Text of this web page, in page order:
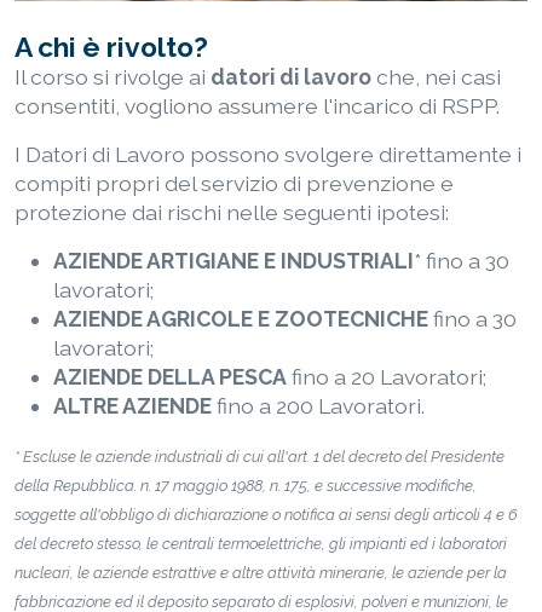
A chi è rivolto?
Il corso si rivolge ai datori di lavoroche, nei casi
consentiti, vogliono assumere l'incarico di RSPP.
I Datori di Lavoro possono svolgere direttamente i
compiti propri del servizio di prevenzione e
protezione dai rischi nelle seguenti ipotesi:
AZIENDE ARTIGIANE E INDUSTRIALI* fino a 30
lavoratori;
AZIENDE AGRICOLE E ZOOTECNICHEfino a 30
lavoratori;
AZIENDE DELLA PESCAfino a 20 Lavoratori;
ALTRE AZIENDEfino a 200 Lavoratori.
* Escluse le aziende industriali di cui all'art. 1 del decreto del Presidente
della Repubblica. n. 17 maggio 1988, n. 175, e successive modifiche,
soggette all'obbligo di dichiarazione o notifica ai sensi degli articoli 4 e 6
del decreto stesso, le centrali termoelettriche, gli impianti ed i laboratori
nucleari, le aziende estrattive e altre attività minerarie, le aziende per la
fabbricazione ed il deposito separato di esplosivi, polveri e munizioni, le